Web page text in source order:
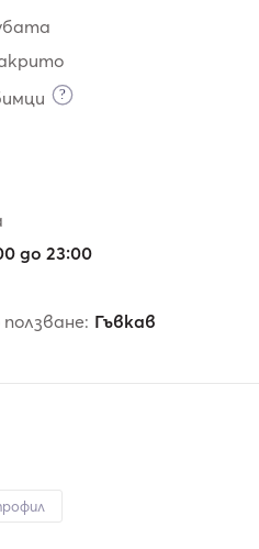
?
до 23:00
Гъвкав